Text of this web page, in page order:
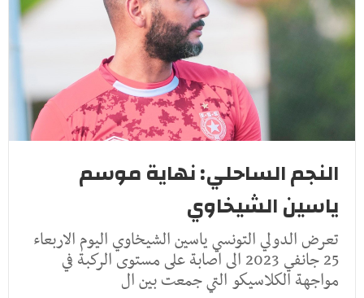
النجم الساحلي: نهاية موسم
ياسين الشيخاوي
تعرض الدولي التونسي ياسين الشيخاوي اليوم الاربعاء
25 جانفي 2023 الى اصابة على مستوى الركبة في
مواجهة الكلاسيكو التي جمعت بين ال